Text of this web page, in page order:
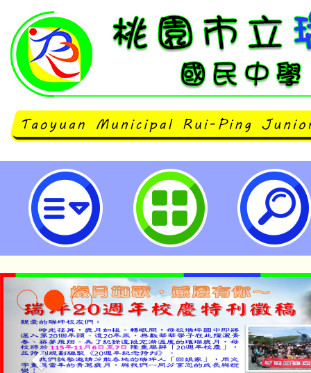
函轉財團法人國泰人壽慈善基金會
毒及反詐騙宣導系列活動」相關資
學生踴躍參與，活動內容如說明-
中學